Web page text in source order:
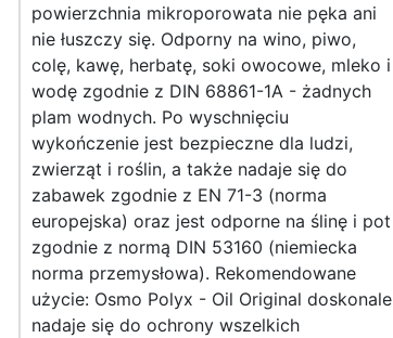
powierzchnia mikroporowata nie pęka ani
nie łuszczy się. Odporny na wino, piwo,
colę, kawę, herbatę, soki owocowe, mleko i
wodę zgodnie z DIN 68861-1A - żadnych
plam wodnych. Po wyschnięciu
wykończenie jest bezpieczne dla ludzi,
zwierząt i roślin, a także nadaje się do
zabawek zgodnie z EN 71-3 (norma
europejska) oraz jest odporne na ślinę i pot
zgodnie z normą DIN 53160 (niemiecka
norma przemysłowa). Rekomendowane
użycie: Osmo Polyx - Oil Original doskonale
nadaje się do ochrony wszelkich